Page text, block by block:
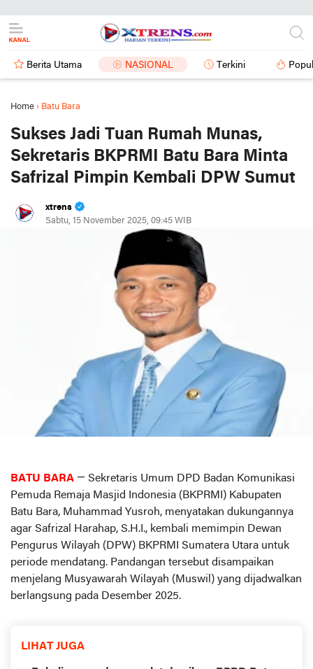
Berita Utama NASIONAL Terkini
Home › Batu Bara
Sukses Jadi Tuan Rumah Munas,
Sekretaris BKPRMI Batu Bara Minta
Safrizal Pimpin Kembali DPW Sumut
xtrens
Sabtu, 15 November 2025, 09:45 WIB
BATU BARA — Sekretaris Umum DPD Badan Komunikasi
Pemuda Remaja Masjid Indonesia (BKPRMI) Kabupaten
Batu Bara, Muhammad Yusroh, menyatakan dukungannya
agar Safrizal Harahap, S.H.I., kembali memimpin Dewan
Pengurus Wilayah (DPW) BKPRMI Sumatera Utara untuk
periode mendatang. Pandangan tersebut disampaikan
menjelang Musyawarah Wilayah (Muswil) yang dijadwalkan
berlangsung pada Desember 2025.
LIHAT JUGA